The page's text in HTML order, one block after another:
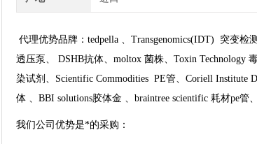
代理优势品牌：tedpella 、Transgenomics(IDT) 突变
透压泵、 DSHB抗体、moltox 菌株、Toxin Technology
染试剂、Scientific Commodities PE管、Coriell Institute
体 、BBI solutions胶体金 、braintree scientific 耗材pe管
我们公司优势是*的采购：